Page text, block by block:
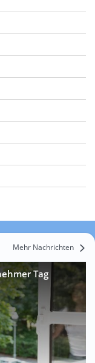
Mehr Nachrichten
Tag